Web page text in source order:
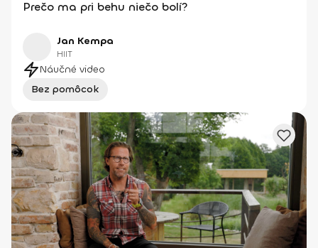
Prečo ma pri behu niečo bolí?
Jan Kempa
HIIT
Náučné video
Bez pomôcok